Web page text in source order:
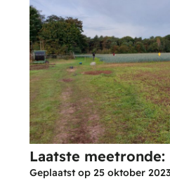
Laatste
Geplaatst op 25 oktober